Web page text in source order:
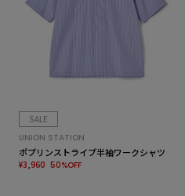
SALE
UNION STATION
ポプリンストライプ半袖ワークシャツ
¥3,960 50%OFF